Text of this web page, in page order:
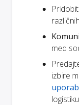
med
izbire
logistiku